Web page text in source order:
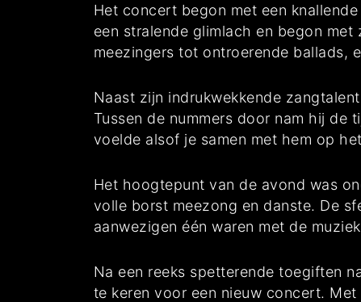
Het concert begon met een
een stralende glimlach en begon
meezingers tot ontroerende ballads,
Naast zijn indrukwekkende
Tussen de nummers door nam hij
voelde alsof je samen met hem op
Het hoogtepunt van de avond was
volle borst meezong en danste. De
aanwezigen één waren met de
Na een reeks spetterende toegiften
te keren voor een nieuw concert.